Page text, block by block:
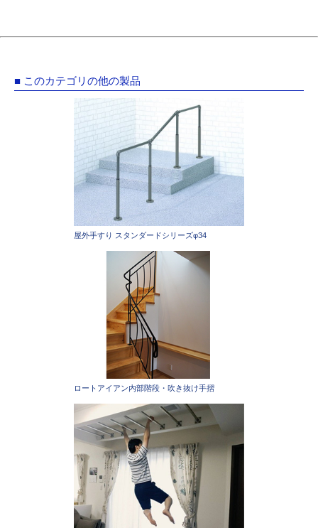
■ このカテゴリの他の製品
屋外手すり スタンダードシリーズφ34
ロートアイアン内部階段・吹き抜け手摺